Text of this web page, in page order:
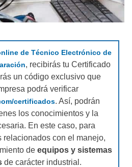
de Técnico Electrónico de
, recibirás tu Certificado
un código exclusivo que
podrá verificar
certificados. Así, podrán
los conocimientos y la
En este caso, para
relacionados con el manejo,
de equipos y sistemas
de carácter industrial.